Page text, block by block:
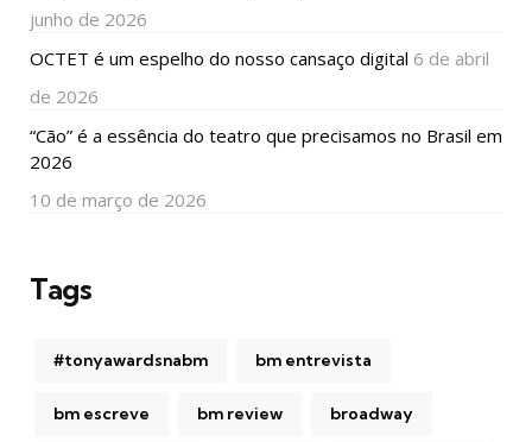
junho de 2026
OCTET é um espelho do nosso cansaço digital 6 de abril
de 2026
“Cão” é a essência do teatro que precisamos no Brasil em
2026
10 de março de 2026
Tags
#tonyawardsnabm bm entrevista
bm escreve bm review broadway